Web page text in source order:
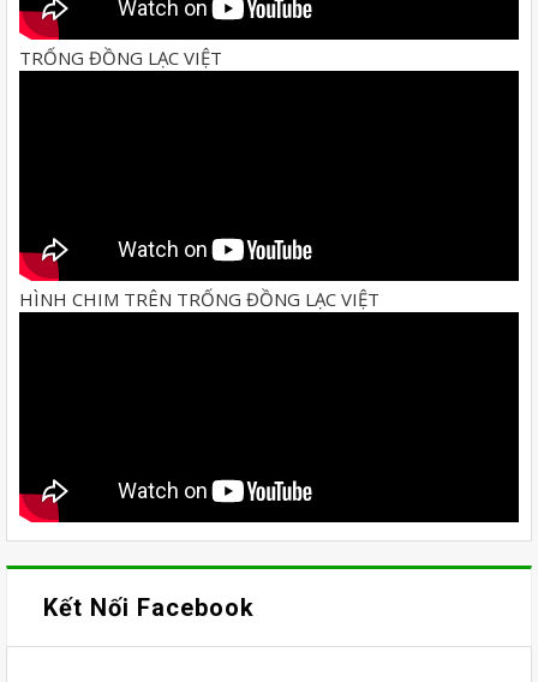
TRỐNG ĐỒNG LẠC VIỆT
HÌNH CHIM TRÊN TRỐNG ĐỒNG LẠC VIỆT
Kết Nối Facebook